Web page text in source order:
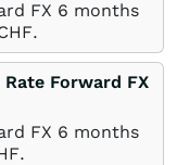
FX 6 months
.
Rate Forward FX
FX 6 months
.